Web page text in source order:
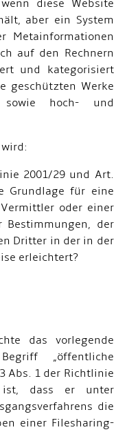
diese Website
aber ein System
Metainformationen
auf den Rechnern
und kategorisiert
geschützten Werke
sowie hoch- und
2001/29 und Art.
Grundlage für eine
oder einer
Bestimmungen, der
Dritter in der in der
erleichtert?
das vorlegende
„öffentliche
Abs. 1 der Richtlinie
ist, dass er unter
die
einer Filesharing-